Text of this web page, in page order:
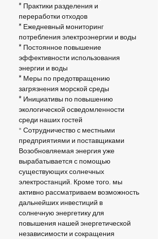
* Практики разделения и
переработки отходов
* Ежедневный мониторинг
потребления электроэнергии и воды
* Постоянное повышение
эффективности использования
энергии и воды
* Меры по предотвращению
загрязнения морской среды
* Инициативы по повышению
экологической осведомленности
среди наших гостей
* Сотрудничество с местными
предприятиями и поставщиками
Возобновляемая энергия уже
вырабатывается с помощью
существующих солнечных
электростанций. Кроме того, мы
активно рассматриваем возможность
дальнейших инвестиций в
солнечную энергетику для
повышения нашей энергетической
независимости и сокращения